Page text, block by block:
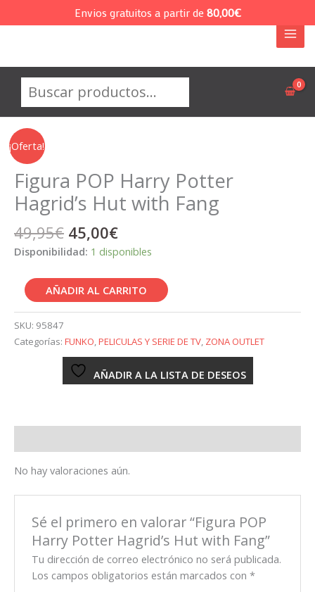
al
Buscar
¡Oferta!
Figura POP Harry Potter
Hagrid’s Hut with Fang
49,95€ El
precio
original
era:
49,95€.
45,00€El
precio
es:
45,00€.
Disponibilidad: 1 disponibles
Figura
POP
Harry
Potter
Hagrid's
AÑADIR AL CARRITO
SKU: 95847
Categorías: FUNKO,PELICULAS Y SERIE DE TV, ZONA OUTLET
AÑADIR A LA LISTA DE DESEOS
No hay valoraciones aún.
Sé el primero en valorar “Figura POP
Harry Potter Hagrid’s Hut with Fang”
Tu dirección de correo electrónico no será publicada.
Los campos obligatorios están marcados con*
Envios gratuitos a partir de 80,00€